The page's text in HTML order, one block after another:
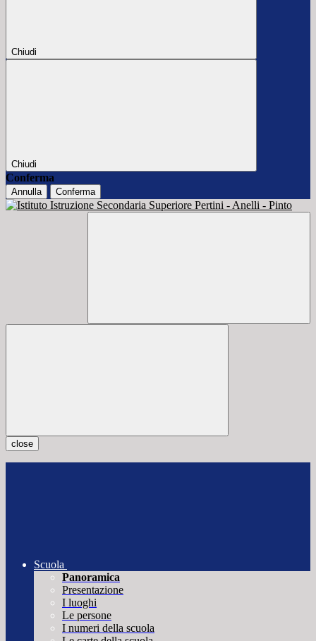
Chiudi
Chiudi
Conferma
Annulla Conferma
close
Scuola
Panoramica
Presentazione
I luoghi
Le persone
I numeri della scuola